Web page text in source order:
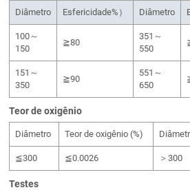
Diâmetro Esfericidade%） Diâmetro
100～
150
≧80
351～
550
151～
350
≧90
551～
650
Teor de oxigênio
Diâmetro Teor de oxigênio (%)
≦300 ≦0.0026 ＞300
Testes